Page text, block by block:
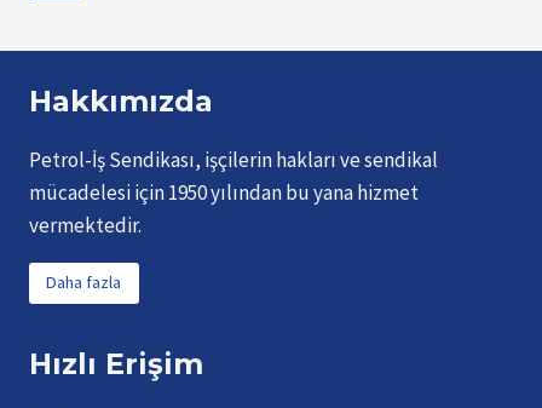
Hakkımızda
Petrol-İş Sendikası, işçilerin hakları ve sendikal
mücadelesi için 1950 yılından bu yana hizmet
vermektedir.
Daha fazla
Hızlı Erişim